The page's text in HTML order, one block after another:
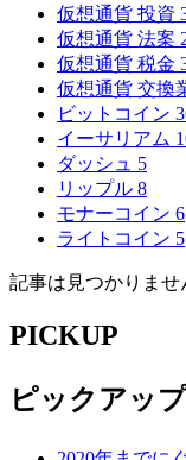
仮想通貨 投資
仮想通貨 法案
仮想通貨 税金
仮想通貨 交換
ビットコイン
イーサリアム
ダッシュ 5
リップル 8
モナーコイン 6
ライトコイン 5
記事は見つかりませ
PICKUP
ピックアップ